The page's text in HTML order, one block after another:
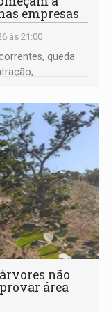
empresas
às 21:00
queda
não
área